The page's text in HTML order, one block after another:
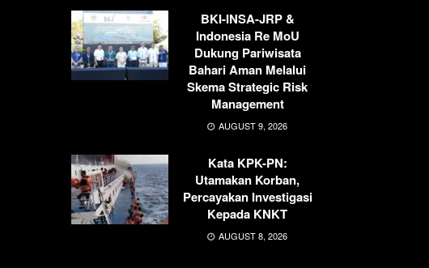
BKI-INSA-JRP &
Indonesia Re MoU
Dukung Pariwisata
Bahari Aman Melalui
Skema Strategic Risk
Management
AUGUST 9, 2026
Kata KPK-PN:
Utamakan Korban,
Percayakan Investigasi
Kepada KNKT
AUGUST 8, 2026